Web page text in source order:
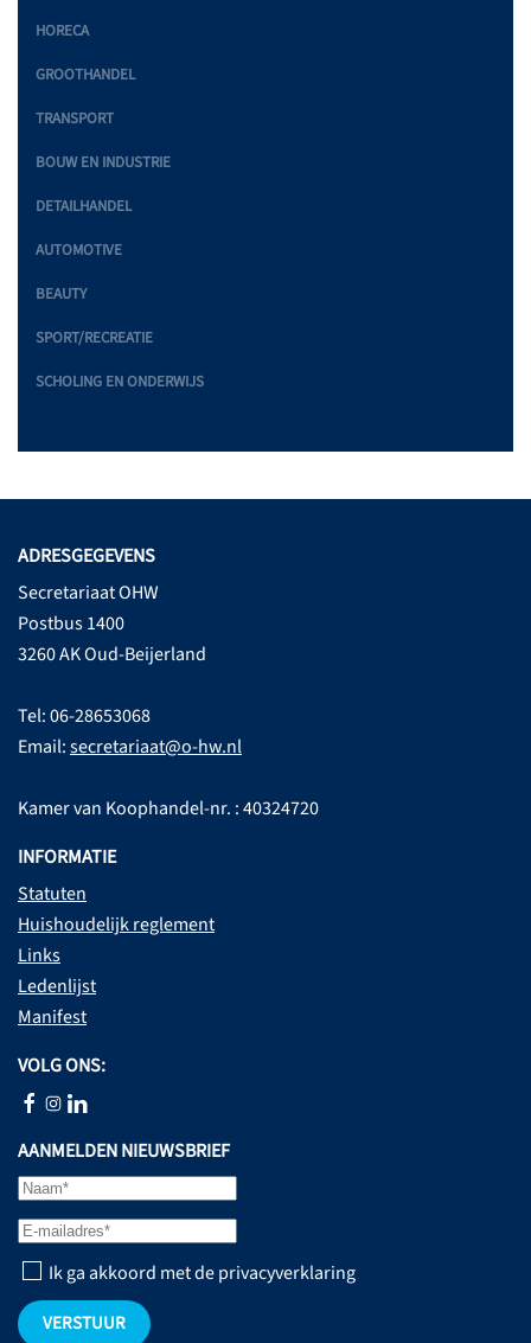
HORECA
GROOTHANDEL
TRANSPORT
BOUW EN INDUSTRIE
DETAILHANDEL
AUTOMOTIVE
BEAUTY
SPORT/RECREATIE
SCHOLING EN ONDERWIJS
ADRESGEGEVENS
Secretariaat OHW
Postbus 1400
3260 AK Oud-Beijerland
Tel: 06-28653068
Email:secretariaat@o-hw.nl
Kamer van Koophandel-nr. : 40324720
INFORMATIE
Statuten
Huishoudelijk reglement
Links
Ledenlijst
Manifest
VOLG ONS:
AANMELDEN NIEUWSBRIEF
Ik ga akkoord met de privacyverklaring
VERSTUUR